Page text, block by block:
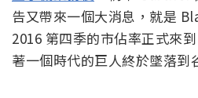
告又帶來一個大消息，就是
2016 第四季的市佔率正式來
著一個時代的巨人終於墜落到